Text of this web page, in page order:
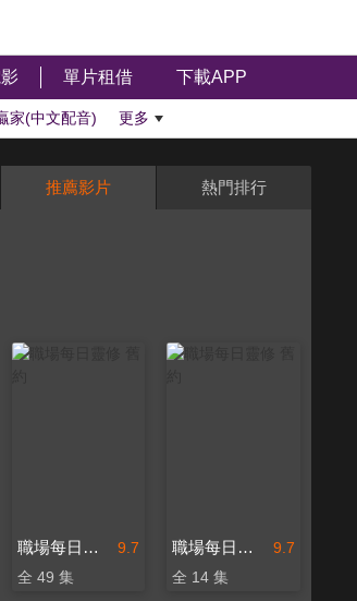
單片租借 下載APP
家(中文配音) 更多
推薦影片 熱門排行
9.7
職場每日靈修 舊約
全 49 集
9.7
職場每日靈修 舊約
全 14 集